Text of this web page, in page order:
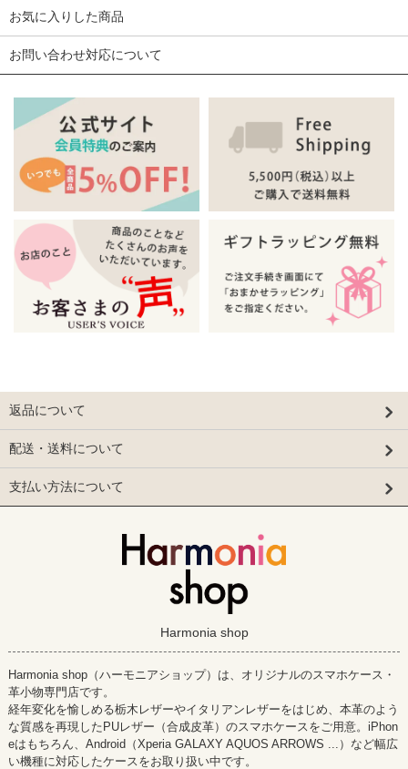
お気に入りした商品
お問い合わせ対応について
返品について
配送・送料について
支払い方法について
Harmonia shop
Harmonia shop（ハーモニアショップ）は、オリジナルのスマホケース・
革小物専門店です。
経年変化を愉しめる栃木レザーやイタリアンレザーをはじめ、本革のよう
な質感を再現したPUレザー（合成皮革）のスマホケースをご用意。iPhon
eはもちろん、Android（Xperia GALAXY AQUOS ARROWS ...）など幅広
い機種に対応したケースをお取り扱い中です。